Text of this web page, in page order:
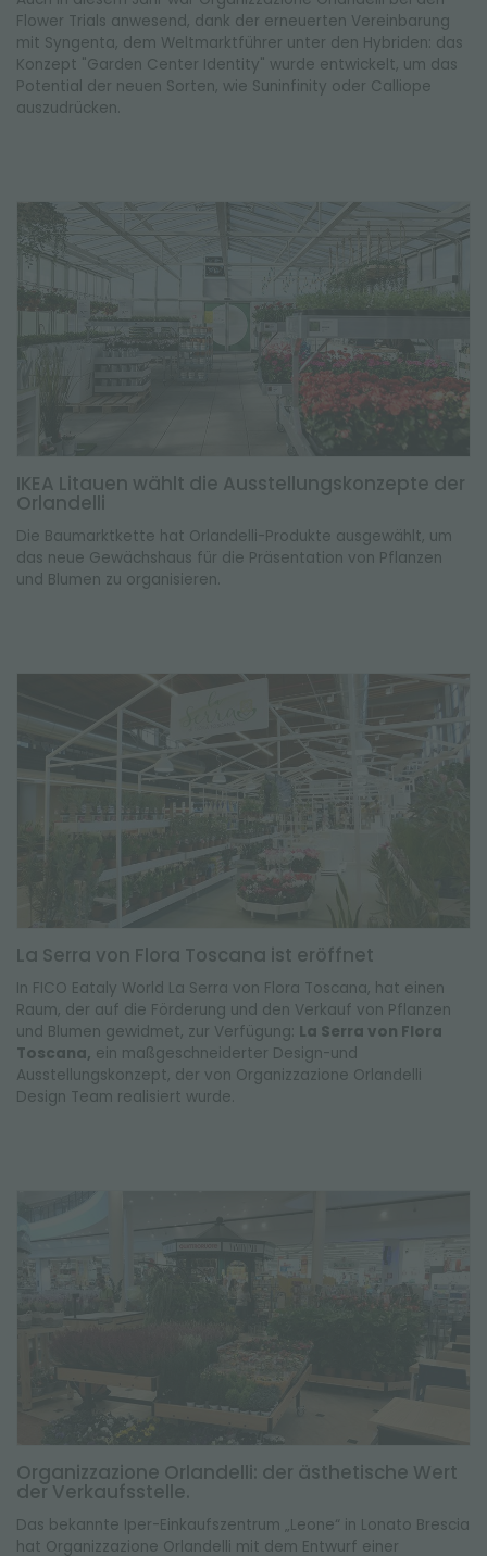
Flower Trials anwesend, dank der erneuerten Vereinbarung
mit Syngenta, dem Weltmarktführer unter den Hybriden: das
Konzept "Garden Center Identity" wurde entwickelt, um das
Potential der neuen Sorten, wie Suninfinity oder Calliope
auszudrücken.
IKEA Litauen wählt die Ausstellungskonzepte der
Orlandelli
Die Baumarktkette hat Orlandelli-Produkte ausgewählt, um
das neue Gewächshaus für die Präsentation von Pflanzen
und Blumen zu organisieren.
La Serra von Flora Toscana ist eröffnet
In FICO Eataly World La Serra von Flora Toscana, hat einen
Raum, der auf die Förderung und den Verkauf von Pflanzen
und Blumen gewidmet, zur Verfügung: La Serra von Flora
Toscana, ein maßgeschneiderter Design-und
Ausstellungskonzept, der von Organizzazione Orlandelli
Design Team realisiert wurde.
Organizzazione Orlandelli: der ästhetische Wert
der Verkaufsstelle.
Das bekannte Iper-Einkaufszentrum „Leone“ in Lonato Brescia
hat Organizzazione Orlandelli mit dem Entwurf einer